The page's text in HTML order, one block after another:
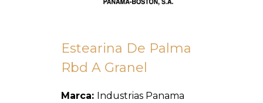
Estearina De Palma
Rbd A Granel
Marca: Industrias Panama